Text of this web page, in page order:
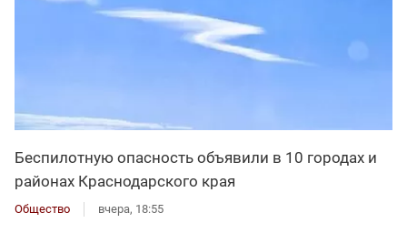
Беспилотную опасность объявили в 10 городах и
районах Краснодарского края
Общество вчера, 18:55